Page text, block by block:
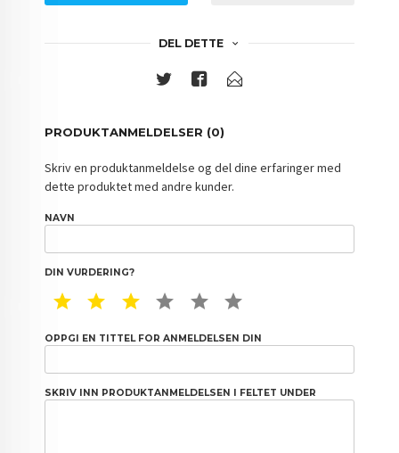
DEL DETTE
PRODUKTANMELDELSER (0)
Skriv en produktanmeldelse og del dine erfaringer med
dette produktet med andre kunder.
NAVN
DIN VURDERING?
1 STAR2 STAR3 STAR4 STAR5 STAR
OPPGI EN TITTEL FOR ANMELDELSEN DIN
SKRIV INN PRODUKTANMELDELSEN I FELTET UNDER